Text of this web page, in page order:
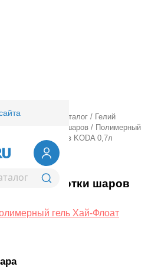
/ Оптовый каталог / Гелий
Аксессуары для шаров / Полимерный
д/обработки шаров KODA 0,7л
д/обработки шаров
гель Хай-Флоат